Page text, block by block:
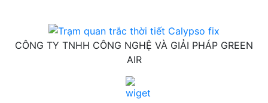
CÔNG TY TNHH CÔNG NGHỆ VÀ GIẢI PHÁP GREEN
AIR